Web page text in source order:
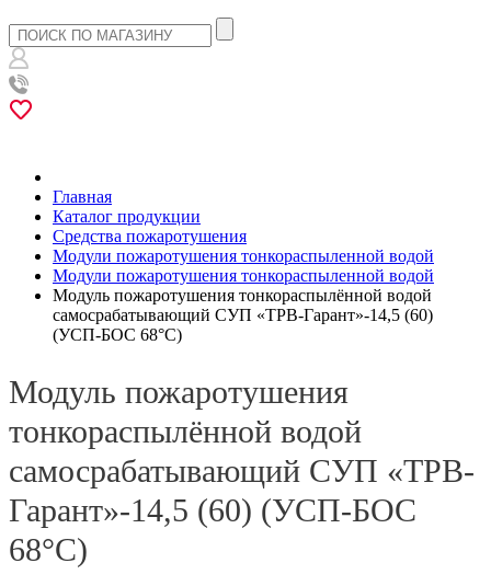
Главная
Каталог продукции
Средства пожаротушения
Модули пожаротушения тонкораспыленной водой
Модули пожаротушения тонкораспыленной водой
Модуль пожаротушения тонкораспылённой водой
самосрабатывающий СУП «ТРВ-Гарант»-14,5 (60)
(УСП-БОС 68°С)
Модуль пожаротушения
тонкораспылённой водой
самосрабатывающий СУП «ТРВ-
Гарант»-14,5 (60) (УСП-БОС
68°С)